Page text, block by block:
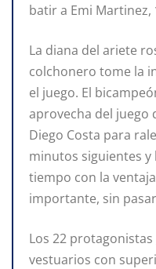
batir a Emi Martinez,
La diana del ariete
colchonero tome la
el juego. El
aprovecha del juego
Diego Costa para
minutos siguientes
tiempo con la
importante, sin
Los 22
vestuarios con